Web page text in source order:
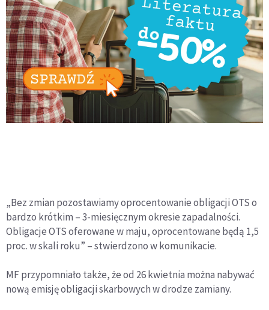
„Bez zmian pozostawiamy oprocentowanie obligacji OTS o
bardzo krótkim – 3-miesięcznym okresie zapadalności.
Obligacje OTS oferowane w maju, oprocentowane będą 1,5
proc. w skali roku” – stwierdzono w komunikacie.
MF przypomniało także, że od 26 kwietnia można nabywać
nową emisję obligacji skarbowych w drodze zamiany.